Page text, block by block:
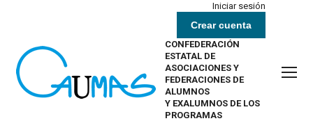
Iniciar sesión
Crear cuenta
CONFEDERACIÓN
ESTATAL DE
ASOCIACIONES Y
FEDERACIONES DE
ALUMNOS
Y EXALUMNOS DE LOS
PROGRAMAS